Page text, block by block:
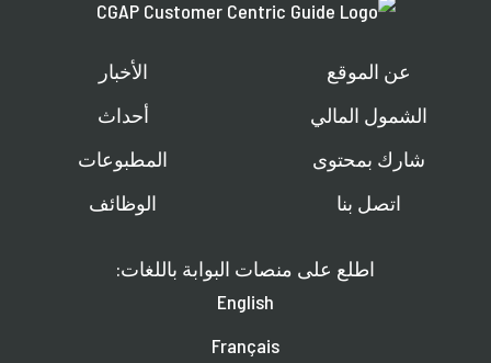
عن الموقع
الشمول المالي
شارك بمحتوى
اتصل بنا
الأخبار
أحداث
المطبوعات
الوظائف
اطلع على منصات البوابة باللغات:
English
Français